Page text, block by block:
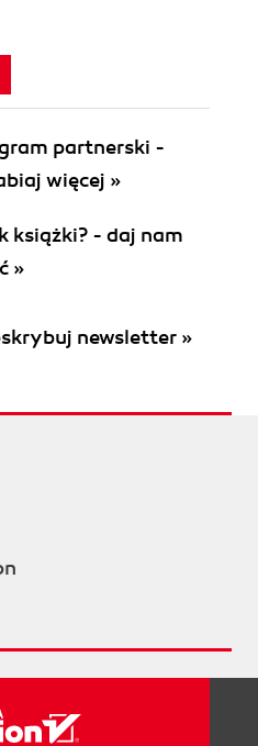
partnerski -
więcej »
książki? - daj nam
»
newsletter »